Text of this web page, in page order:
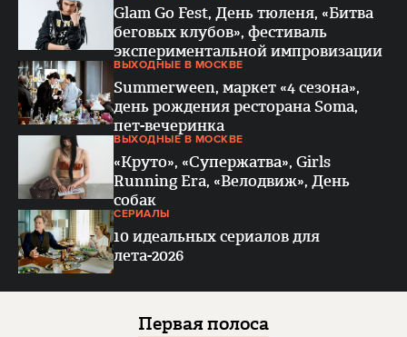
Glam Go Fest, День тюленя, «Битва
беговых клубов», фестиваль
экспериментальной импровизации
ВЫХОДНЫЕ В МОСКВЕ
Summerween, маркет «4 сезона»,
день рождения ресторана Soma,
пет-вечеринка
ВЫХОДНЫЕ В МОСКВЕ
«Круто», «Супержатва», Girls
Running Era, «Велодвиж», День
собак
СЕРИАЛЫ
10 идеальных сериалов для
лета-2026
Первая полоса